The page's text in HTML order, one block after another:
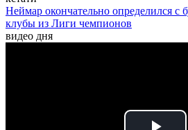
Неймар окончательно определился с
клубы из Лиги чемпионов
видео дня